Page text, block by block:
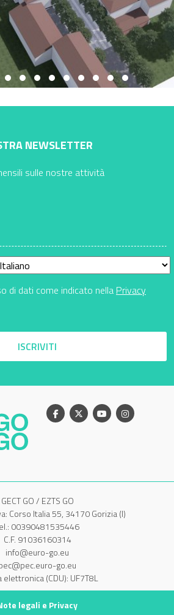
NEWSLETTER
sulle nostre attività
di dati come indicato nella Privacy
ISCRIVITI
Facebook
X YoutubeInstagram
GECT GO / EZTS GO
Corso Italia 55, 34170 Gorizia (I)
00390481535446
C.F. 91036160314
info@euro-go.eu
go.eu
elettronica (CDU): UF7T8L
legali e Privacy